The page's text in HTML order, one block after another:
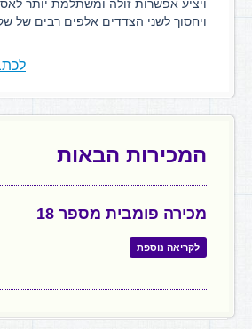
ויציע אפשרות זולה ומשתלמת יותר
ויחסוך לשני הצדדים אלפים רבים של
המכירות הבאות
מכירה פומבית מספר 18
לקריאה נוספת